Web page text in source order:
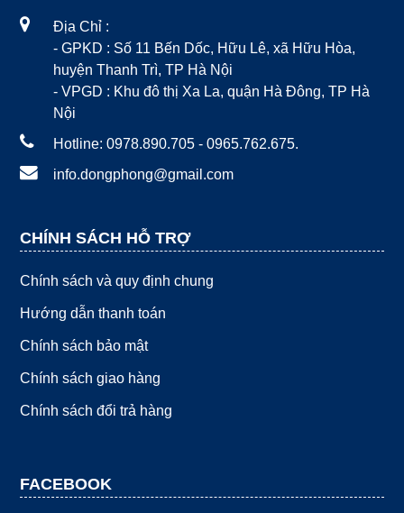
Địa Chỉ :
- GPKD : Số 11 Bến Dốc, Hữu Lê, xã Hữu Hòa,
huyện Thanh Trì, TP Hà Nội
- VPGD : Khu đô thị Xa La, quận Hà Đông, TP Hà
Nội
Hotline: 0978.890.705 - 0965.762.675.
info.dongphong@gmail.com
CHÍNH SÁCH HỖ TRỢ
Chính sách và quy định chung
Hướng dẫn thanh toán
Chính sách bảo mật
Chính sách giao hàng
Chính sách đổi trả hàng
FACEBOOK